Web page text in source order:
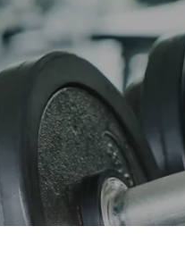
About Loris Assais
musculação e
all posts by Loris Assais